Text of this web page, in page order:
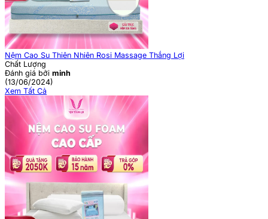
Nệm Cao Su Thiên Nhiên Rosi Massage Thắng Lợi
Chất Lượng
Đánh giá bởi minh
(13/06/2024)
Xem Tất Cả